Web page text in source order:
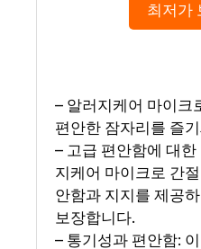
최저가
– 알러지케어 마이크
편안한 잠자리를 즐
– 고급 편안함에 대
지케어 마이크로 간
안함과 지지를 제공
보장합니다.
– 통기성과 편안함: